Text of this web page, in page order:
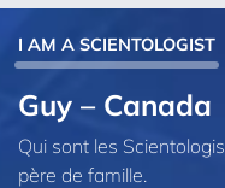
I AM A SCIENTOLOGIST
Guy – Canada
Qui sont les
père de famille.